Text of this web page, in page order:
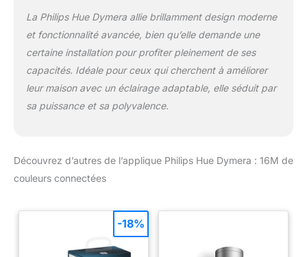
La Philips Hue Dymera allie brillamment design moderne
et fonctionnalité avancée, bien qu’elle demande une
certaine installation pour profiter pleinement de ses
capacités. Idéale pour ceux qui cherchent à améliorer
leur maison avec un éclairage adaptable, elle séduit par
sa puissance et sa polyvalence.
Découvrez d’autres de l’applique Philips Hue Dymera : 16M de
couleurs connectées
-18%